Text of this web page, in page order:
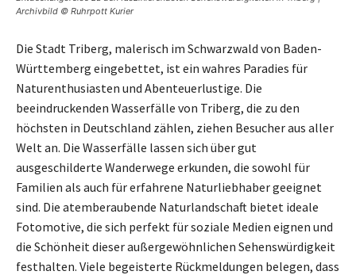
Archivbild © Ruhrpott Kurier
Die Stadt Triberg, malerisch im Schwarzwald von Baden-
Württemberg eingebettet, ist ein wahres Paradies für
Naturenthusiasten und Abenteuerlustige. Die
beeindruckenden Wasserfälle von Triberg, die zu den
höchsten in Deutschland zählen, ziehen Besucher aus aller
Welt an. Die Wasserfälle lassen sich über gut
ausgeschilderte Wanderwege erkunden, die sowohl für
Familien als auch für erfahrene Naturliebhaber geeignet
sind. Die atemberaubende Naturlandschaft bietet ideale
Fotomotive, die sich perfekt für soziale Medien eignen und
die Schönheit dieser außergewöhnlichen Sehenswürdigkeit
festhalten. Viele begeisterte Rückmeldungen belegen, dass